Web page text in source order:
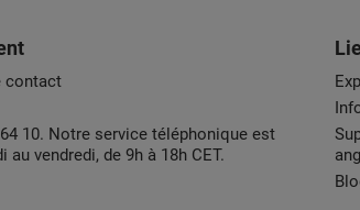
contact
10. Notre service téléphonique est
au vendredi, de 9h à 18h CET.